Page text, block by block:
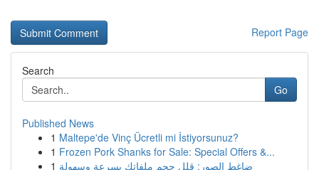
Report Page
Search
Go
Published News
1 Maltepe'de Vinç Ücretli mi İstiyorsunuz?
1 Frozen Pork Shanks for Sale: Special Offers &...
1 ضاغط الصور: قلل حجم ملفاتك بسرعة وسهولة